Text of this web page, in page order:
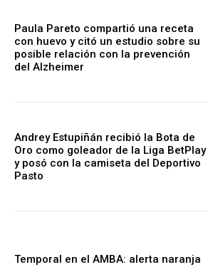
Paula Pareto compartió una receta
con huevo y citó un estudio sobre su
posible relación con la prevención
del Alzheimer
Andrey Estupiñán recibió la Bota de
Oro como goleador de la Liga BetPlay
y posó con la camiseta del Deportivo
Pasto
Temporal en el AMBA: alerta naranja